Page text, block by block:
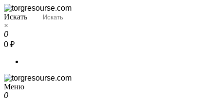
Перейти
к
содержимому
Torgresourse
Промышленный маркетплейс
Искать
×
0
0 ₽
Torgresourse
Промышленный маркетплейс
Меню
0